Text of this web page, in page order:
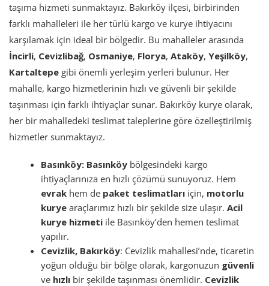
taşıma hizmeti sunmaktayız. Bakırköy ilçesi, birbirinden
farklı mahalleleri ile her türlü kargo ve kurye ihtiyacını
karşılamak için ideal bir bölgedir. Bu mahalleler arasında
İncirli, Cevizlibağ, Osmaniye, Florya, Ataköy, Yeşilköy,
Kartaltepe gibi önemli yerleşim yerleri bulunur. Her
mahalle, kargo hizmetlerinin hızlı ve güvenli bir şekilde
taşınması için farklı ihtiyaçlar sunar. Bakırköy kurye olarak,
her bir mahalledeki teslimat taleplerine göre özelleştirilmiş
hizmetler sunmaktayız.
Basınköy: Basınköy bölgesindeki kargo
ihtiyaçlarınıza en hızlı çözümü sunuyoruz. Hem
evrak hem de paket teslimatları için, motorlu
kurye araçlarımız hızlı bir şekilde size ulaşır.Acil
kurye hizmeti ile Basınköy’den hemen teslimat
yapılır.
Cevizlik, Bakırköy: Cevizlik mahallesi’nde, ticaretin
yoğun olduğu bir bölge olarak, kargonuzun güvenli
ve hızlı bir şekilde taşınması önemlidir. Cevizlik